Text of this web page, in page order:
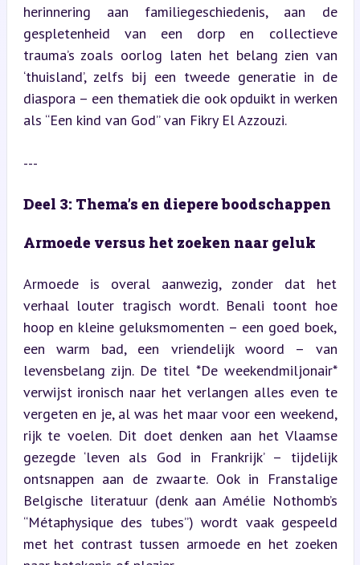
herinnering aan familiegeschiedenis, aan de
gespletenheid van een dorp en collectieve
trauma’s zoals oorlog laten het belang zien van
‘thuisland’, zelfs bij een tweede generatie in de
diaspora – een thematiek die ook opduikt in werken
als “Een kind van God” van Fikry El Azzouzi.
---
Deel 3: Thema’s en diepere boodschappen
Armoede versus het zoeken naar geluk
Armoede is overal aanwezig, zonder dat het
verhaal louter tragisch wordt. Benali toont hoe
hoop en kleine geluksmomenten – een goed boek,
een warm bad, een vriendelijk woord – van
levensbelang zijn. De titel *De weekendmiljonair*
verwijst ironisch naar het verlangen alles even te
vergeten en je, al was het maar voor een weekend,
rijk te voelen. Dit doet denken aan het Vlaamse
gezegde ‘leven als God in Frankrijk’ – tijdelijk
ontsnappen aan de zwaarte. Ook in Franstalige
Belgische literatuur (denk aan Amélie Nothomb’s
“Métaphysique des tubes”) wordt vaak gespeeld
met het contrast tussen armoede en het zoeken